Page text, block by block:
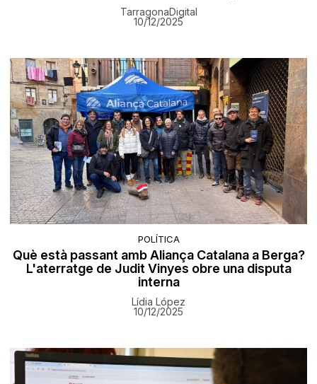
TarragonaDigital
10/12/2025
POLÍTICA
Què està passant amb Aliança Catalana a Berga?
L'aterratge de Judit Vinyes obre una disputa
interna
Lídia López
10/12/2025